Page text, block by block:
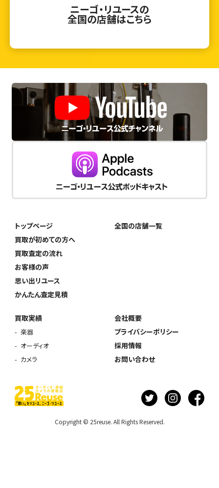
ニーゴ・リユースの
全国の店舗はこちら
トップページ
買取が初めての方へ
買取査定の流れ
お客様の声
思い出リユース
かんたん査定見積
全国の店舗一覧
買取実績
楽器
オーディオ
カメラ
会社概要
プライバシーポリシー
採用情報
お問い合わせ
Copyright © 25reuse. All Rights Reserved.